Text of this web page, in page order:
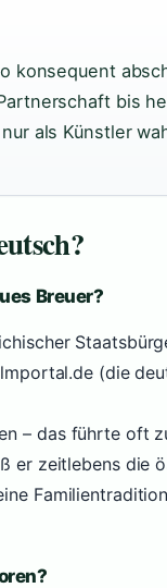
konsequent
bis
als Künstler
Breuer?
(die
– das führte oft
er zeitlebens die